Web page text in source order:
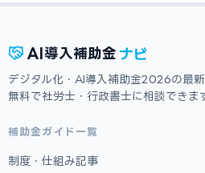
AI 導入補助金 ナビ
デジタル化・AI導入補助金2026の最
無料で社労士・行政書士に相談できま
補助金ガイド一覧
制度・仕組み記事